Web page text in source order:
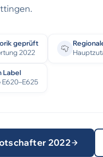
geprüft
2022
Label
E620–E625
2022